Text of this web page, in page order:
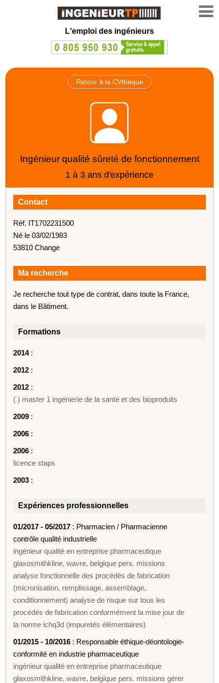
L'emploi des ingénieurs
Retour à la CVthèque
Ingénieur qualité sûreté de fonctionnement
1 à 3 ans d'expérience
Contact
Réf. IT1702231500
Né le 03/02/1983
53810 Change
Ma recherche
Je recherche tout type de contrat, dans toute la France,
dans le Bâtiment.
Formations
2014:
2012 :
2012 :
( ) master 1 ingénierie de la santé et des bioproduits
2009 :
2006 :
2006 :
licence staps
2003 :
Expériences professionnelles
01/2017 - 05/2017 : Pharmacien / Pharmacienne
contrôle qualité industrielle
ingénieur qualité en entreprise pharmaceutique
glaxosmithkline, wavre, belgique pers. missions
analyse fonctionnelle des procédés de fabrication
(micronisation, remplissage, assemblage,
conditionnement) analyse de risque sur tous les
procédés de fabrication conformément la mise jour de
la norme ichq3d (impuretés élémentaires)
01/2015 - 10/2016 : Responsable éthique-déontologie-
conformité en industrie pharmaceutique
ingénieur qualité en entreprise pharmaceutique
glaxosmithkline, wavre, belgique pers. missions gérer